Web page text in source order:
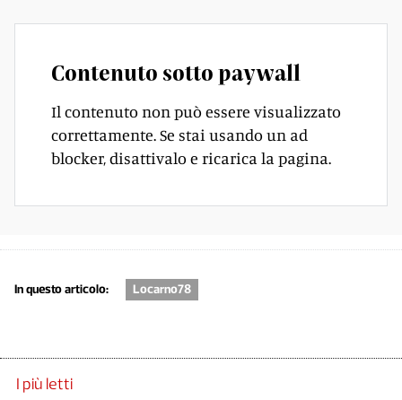
Contenuto sotto paywall
Il contenuto non può essere visualizzato
correttamente. Se stai usando un ad
blocker, disattivalo e ricarica la pagina.
In questo articolo: Locarno78
I più letti